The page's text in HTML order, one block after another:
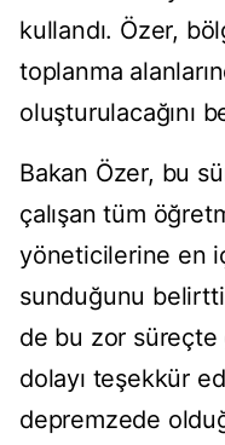
kullandı. Özer,
toplanma
oluşturulacağını
Bakan Özer, bu
çalışan tüm
yöneticilerine en
sunduğunu
de bu zor
dolayı teşekkür
depremzede